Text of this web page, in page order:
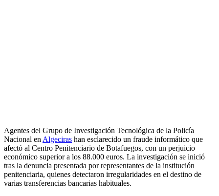
Agentes del Grupo de Investigación Tecnológica de la Policía
Nacional en Algeciras han esclarecido un fraude informático que
afectó al Centro Penitenciario de Botafuegos, con un perjuicio
económico superior a los 88.000 euros. La investigación se inició
tras la denuncia presentada por representantes de la institución
penitenciaria, quienes detectaron irregularidades en el destino de
varias transferencias bancarias habituales.